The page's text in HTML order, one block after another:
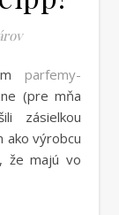
parfemy-
(pre mňa
zásielkou
ako výrobcu
že majú vo